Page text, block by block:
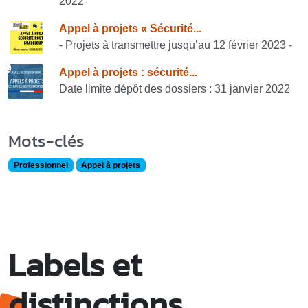
Appel à projets « Sécurité...
- Projets à transmettre jusqu’au 12 février 2023 -
Appel à projets : sécurité...
Date limite dépôt des dossiers : 31 janvier 2022
Mots-clés
Professionnel Appel à projets
Labels et